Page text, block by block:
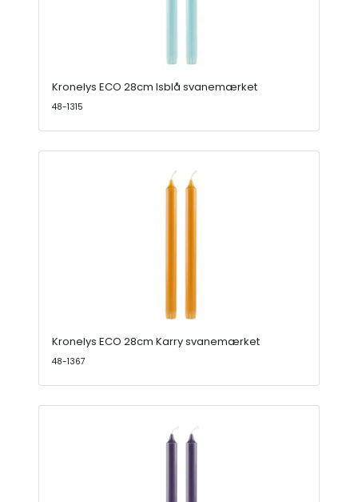
Kronelys ECO 28cm Isblå svanemærket
48-1315
Kronelys ECO 28cm Karry svanemærket
48-1367